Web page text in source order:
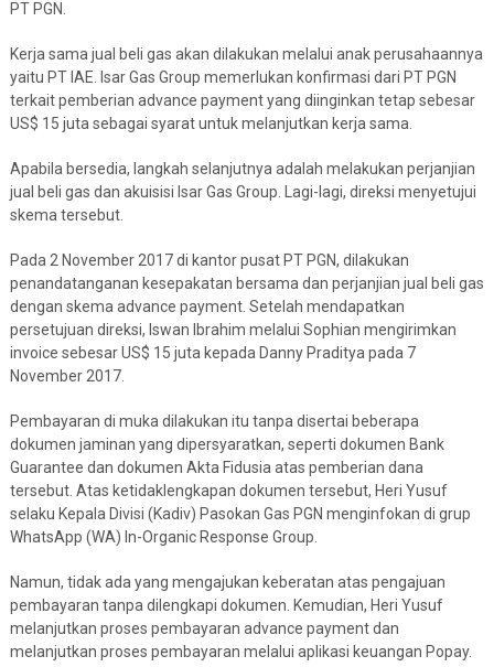
PT PGN.
Kerja sama jual beli gas akan dilakukan melalui anak perusahaannya
yaitu PT IAE. Isar Gas Group memerlukan konfirmasi dari PT PGN
terkait pemberian advance payment yang diinginkan tetap sebesar
US$ 15 juta sebagai syarat untuk melanjutkan kerja sama.
Apabila bersedia, langkah selanjutnya adalah melakukan perjanjian
jual beli gas dan akuisisi Isar Gas Group. Lagi-lagi, direksi menyetujui
skema tersebut.
Pada 2 November 2017 di kantor pusat PT PGN, dilakukan
penandatanganan kesepakatan bersama dan perjanjian jual beli gas
dengan skema advance payment. Setelah mendapatkan
persetujuan direksi, Iswan Ibrahim melalui Sophian mengirimkan
invoice sebesar US$ 15 juta kepada Danny Praditya pada 7
November 2017.
Pembayaran di muka dilakukan itu tanpa disertai beberapa
dokumen jaminan yang dipersyaratkan, seperti dokumen Bank
Guarantee dan dokumen Akta Fidusia atas pemberian dana
tersebut. Atas ketidaklengkapan dokumen tersebut, Heri Yusuf
selaku Kepala Divisi (Kadiv) Pasokan Gas PGN menginfokan di grup
WhatsApp (WA) In-Organic Response Group.
Namun, tidak ada yang mengajukan keberatan atas pengajuan
pembayaran tanpa dilengkapi dokumen. Kemudian, Heri Yusuf
melanjutkan proses pembayaran advance payment dan
melanjutkan proses pembayaran melalui aplikasi keuangan Popay.